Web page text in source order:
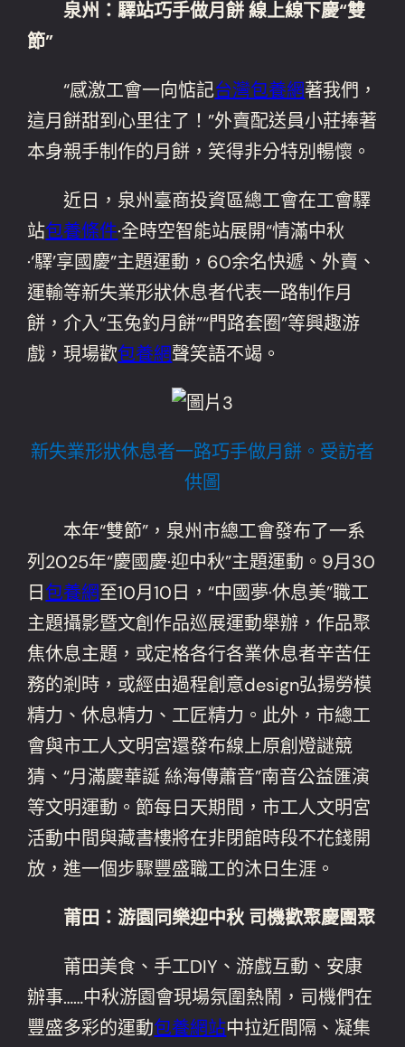
泉州：驛站巧手做月餅 線上線下慶“雙
節”
“感激工會一向惦記台灣包養網著我們，
這月餅甜到心里往了！”外賣配送員小莊捧著
本身親手制作的月餅，笑得非分特別暢懷。
近日，泉州臺商投資區總工會在工會驛
站包養條件·全時空智能站展開“情滿中秋
·‘驛’享國慶”主題運動，60余名快遞、外賣、
運輸等新失業形狀休息者代表一路制作月
餅，介入“玉兔釣月餅”“門路套圈”等興趣游
戲，現場歡包養網聲笑語不竭。
新失業形狀休息者一路巧手做月餅。受訪者
供圖
本年“雙節”，泉州市總工會發布了一系
列2025年“慶國慶·迎中秋”主題運動。9月30
日包養網至10月10日，“中國夢·休息美”職工
主題攝影暨文創作品巡展運動舉辦，作品聚
焦休息主題，或定格各行各業休息者辛苦任
務的剎時，或經由過程創意design弘揚勞模
精力、休息精力、工匠精力。此外，市總工
會與市工人文明宮還發布線上原創燈謎競
猜、“月滿慶華誕 絲海傳蕭音”南音公益匯演
等文明運動。節每日天期間，市工人文明宮
活動中間與藏書樓將在非閉館時段不花錢開
放，進一個步驟豐盛職工的沐日生涯。
莆田：游園同樂迎中秋 司機歡聚慶團聚
莆田美食、手工DIY、游戲互動、安康
辦事……中秋游園會現場氛圍熱鬧，司機們在
豐盛多彩的運動包養網站中拉近間隔、凝集